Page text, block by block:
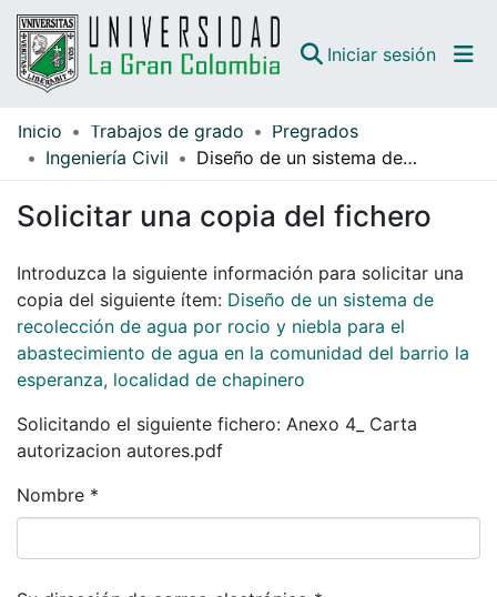
Iniciar sesión
Comunidades
Inicio Trabajos de grado
Pregrados
Ingeniería Civil
Diseño de un sistema de recolección de agua por rocio y niebla para el abastecimiento de agua en la comunidad del barrio la esperanza, localidad de chapinero
Solicitar una copia del fichero
Introduzca la siguiente información para solicitar una
copia del siguiente ítem: Diseño de un sistema de
recolección de agua por rocio y niebla para el
abastecimiento de agua en la comunidad del barrio la
esperanza, localidad de chapinero
Solicitando el siguiente fichero: Anexo 4_ Carta
autorizacion autores.pdf
Nombre *